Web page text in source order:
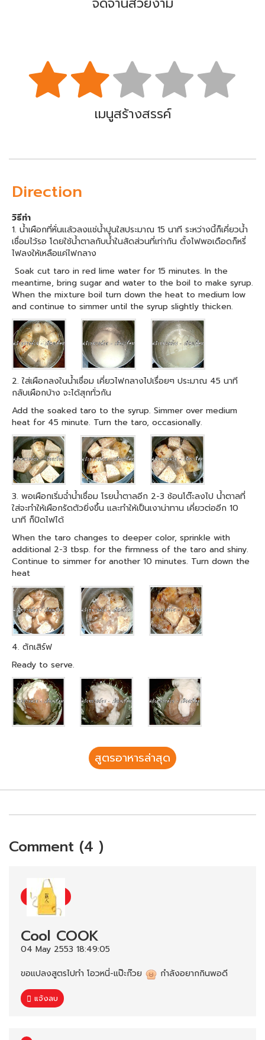
จัดจานสวยงาม
เมนูสร้างสรรค์
Direction
วิธีทำ
1. น้ำเผือกที่หั่นแล้วลงแช่น้ำปูนใสประมาณ 15 นาที ระหว่างนี้ก็เคี่ยวน้ำ
เชื่อมไว้รอ โดยใช้น้ำตาลกับน้ำในสัดส่วนที่เท่ากัน ตั้งไฟพอเดือดก็หรี่
ไฟลงให้เหลือแค่ไฟกลาง
Soak cut taro in red lime water for 15 minutes. In the
meantime, bring sugar and water to the boil to make syrup.
When the mixture boil turn down the heat to medium low
and continue to simmer until the syrup slightly thicken.
2. ใส่เผือกลงในน้ำเชื่อม เคี่ยวไฟกลางไปเรื่อยๆ ประมาณ 45 นาที
กลับเผือกบ้าง จะได้สุกทั่วกัน
Add the soaked taro to the syrup. Simmer over medium
heat for 45 minute. Turn the taro, occasionally.
3. พอเผือกเริ่มฉ่ำน้ำเชื่อม โรยน้ำตาลอีก 2-3 ช้อนโต๊ะลงไป น้ำตาลที่
ใส่จะทำให้เผือกรัดตัวยิ่งขึ้น และทำให้เป็นเงาน่าทาน เคี่ยวต่ออีก 10
นาที ก็ปิดไฟได้
When the taro changes to deeper color, sprinkle with
additional 2-3 tbsp. for the firmness of the taro and shiny.
Continue to simmer for another 10 minutes. Turn down the
heat
4. ตักเสิร์ฟ
Ready to serve.
สูตรอาหารล่าสุด
Comment (4 )
Cool COOK
04 May 2553 18:49:05
ขอแปลงสูตรไปทำ โอวหนี่-แป๊ะก๊วย
กำลังอยากกินพอดี
แจ้งลบ